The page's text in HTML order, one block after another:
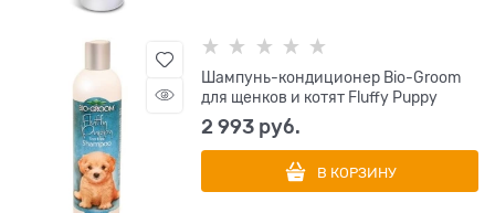
Шампунь-кондиционер Bio-Groom
для щенков и котят Fluffy Puppy
2 993 руб.
В КОРЗИНУ